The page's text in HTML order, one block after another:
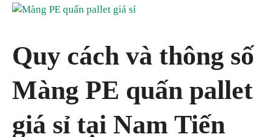
Quy cách và thông số
Màng PE quấn pallet
giá sỉ tại Nam Tiến